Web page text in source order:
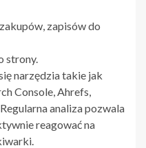
zapisów do
strony.
narzędzia takie jak
Console, Ahrefs,
analiza pozwala
reagować na